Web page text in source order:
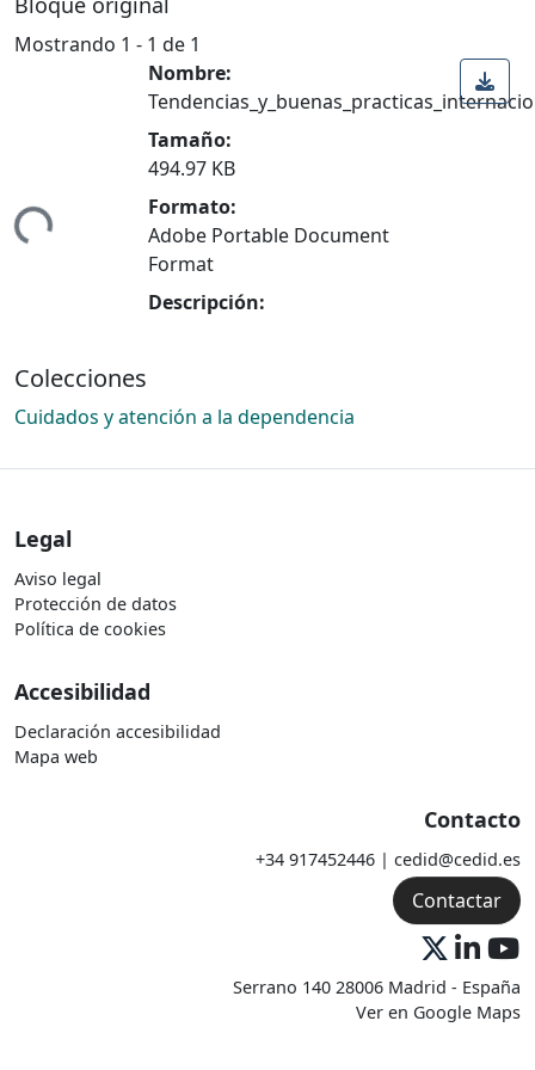
Mostrando 1 - 1 de 1
Nombre:
Tamaño:
494.97 KB
Formato:
Adobe Portable Document
Format
Descripción:
Colecciones
Cuidados y atención a la dependencia
Legal
Aviso legal
Protección de datos
Política de cookies
Accesibilidad
Declaración accesibilidad
Mapa web
Contacto
+34 917452446 | cedid@cedid.es
Contactar
Serrano 140 28006 Madrid - España
Ver en Google Maps